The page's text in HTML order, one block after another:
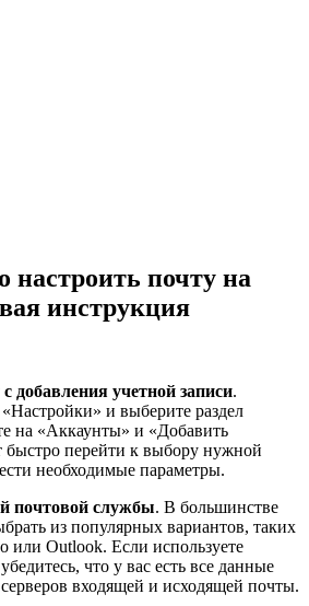
настроить почту на
инструкция
добавления учетной записи.
и выберите раздел
на «Аккаунты» и «Добавить
быстро перейти к выбору нужной
необходимые параметры.
почтовой службы. В большинстве
из популярных вариантов, таких
или Outlook. Если используете
что у вас есть все данные
входящей и исходящей почты.